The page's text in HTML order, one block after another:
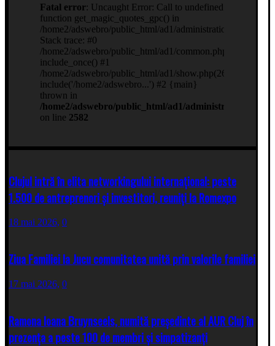
Clujul intră în elita networkingului internațional: peste
1.500 de antreprenori și investitori, reuniți la Romexpo
18 mai 2026, 0
Ziua Familiei la Jucu comunitatea unită prin valorile familiei
17 mai 2026, 0
Ramona Ioana Bruynseels, numită președinte al AUR Cluj în
prezența a peste 100 de membri și simpatizanți